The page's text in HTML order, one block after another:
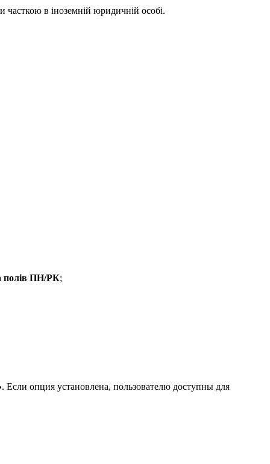
в іноземній юридичній особі.
полів ПН/РК;
. Если опция установлена, пользователю доступны для